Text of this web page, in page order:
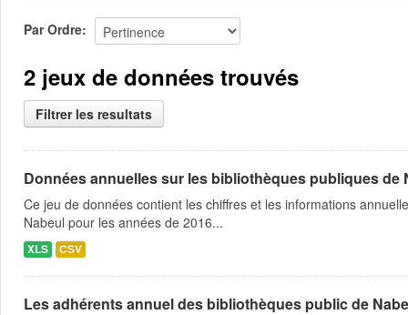
Par Ordre
2 jeux de données trouvés
Filtrer les resultats
Données annuelles sur les bibliothèques publiques de
Ce jeu de données contient les chiffres et les informations
Nabeul pour les années de 2016...
XLS CSV
Les adhérents annuel des bibliothèques public de